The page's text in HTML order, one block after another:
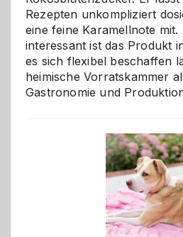
Rezepten unkompliziert
eine feine Karamellnote mit.
interessant ist das Produkt
es sich flexibel beschaffen
heimische Vorratskammer
Gastronomie und